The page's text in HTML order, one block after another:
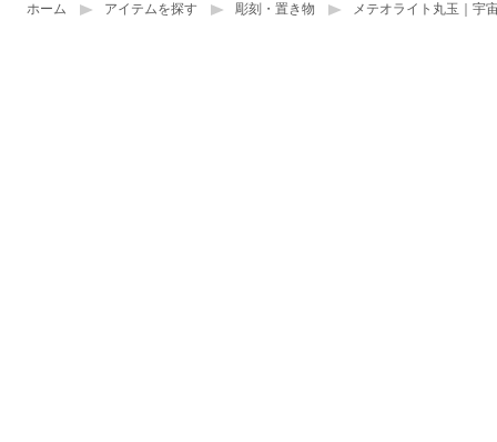
ホーム アイテムを探す 彫刻・置き物 メテオライト丸玉｜宇